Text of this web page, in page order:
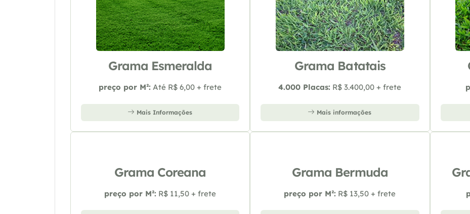
Grama Esmeralda
preço por M²: Até R$ 6,00 + frete
Mais Informações
Grama Batatais
4.000 Placas: R$ 3.400,00 + frete
Mais informações
Grama Coreana
preço por M²: R$ 11,50 + frete
Grama Bermuda
preço por M²: R$ 13,50 + frete